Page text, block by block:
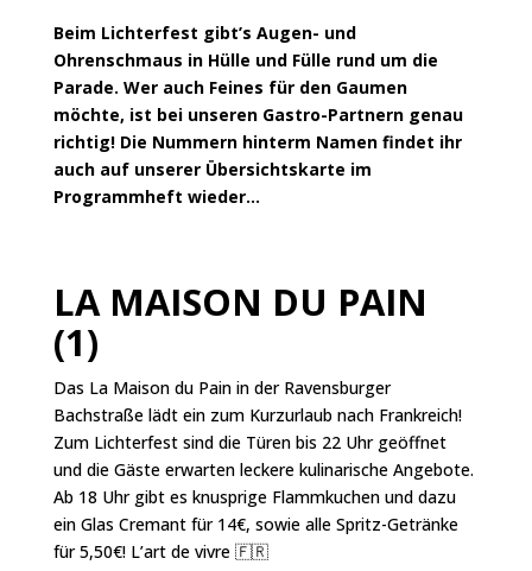
Beim Lichterfest gibt’s Augen- und
Ohrenschmaus in Hülle und Fülle rund um die
Parade. Wer auch Feines für den Gaumen
möchte, ist bei unseren Gastro-Partnern genau
richtig! Die Nummern hinterm Namen findet ihr
auch auf unserer Übersichtskarte im
Programmheft wieder…
LA MAISON DU PAIN
(1)
Das La Maison du Pain in der Ravensburger
Bachstraße lädt ein zum Kurzurlaub nach Frankreich!
Zum Lichterfest sind die Türen bis 22 Uhr geöffnet
und die Gäste erwarten leckere kulinarische Angebote.
Ab 18 Uhr gibt es knusprige Flammkuchen und dazu
ein Glas Cremant für 14€, sowie alle Spritz-Getränke
für 5,50€! L’art de vivre 🇫🇷